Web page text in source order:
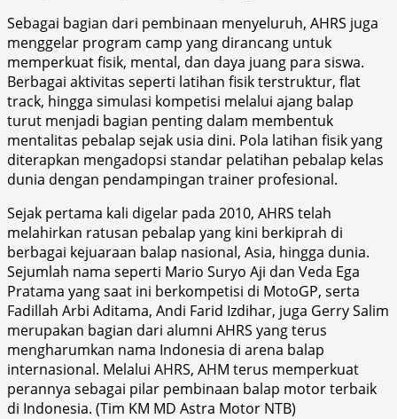
Sebagai bagian dari pembinaan menyeluruh, AHRS juga
menggelar program camp yang dirancang untuk
memperkuat fisik, mental, dan daya juang para siswa.
Berbagai aktivitas seperti latihan fisik terstruktur, flat
track, hingga simulasi kompetisi melalui ajang balap
turut menjadi bagian penting dalam membentuk
mentalitas pebalap sejak usia dini. Pola latihan fisik yang
diterapkan mengadopsi standar pelatihan pebalap kelas
dunia dengan pendampingan trainer profesional.
Sejak pertama kali digelar pada 2010, AHRS telah
melahirkan ratusan pebalap yang kini berkiprah di
berbagai kejuaraan balap nasional, Asia, hingga dunia.
Sejumlah nama seperti Mario Suryo Aji dan Veda Ega
Pratama yang saat ini berkompetisi di MotoGP, serta
Fadillah Arbi Aditama, Andi Farid Izdihar, juga Gerry Salim
merupakan bagian dari alumni AHRS yang terus
mengharumkan nama Indonesia di arena balap
internasional. Melalui AHRS, AHM terus memperkuat
perannya sebagai pilar pembinaan balap motor terbaik
di Indonesia. (Tim KM MD Astra Motor NTB)